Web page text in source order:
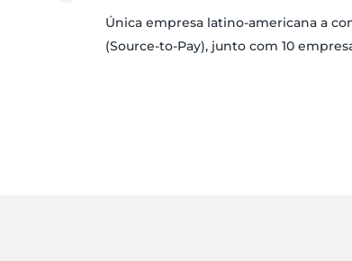
Única empresa latino-americana a
(Source-to-Pay), junto com 10